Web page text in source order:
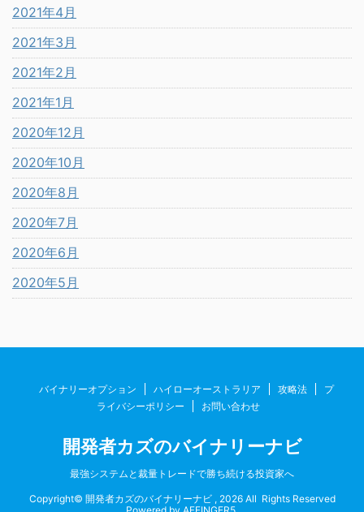
2021年4月
2021年3月
2021年2月
2021年1月
2020年12月
2020年10月
2020年8月
2020年7月
2020年6月
2020年5月
バイナリーオプション ハイローオーストラリア 攻略法
プ
ライバシーポリシー
お問い合わせ
開発者カズのバイナリーナビ
最強システムと裁量トレードで勝ち続ける投資家へ
Copyright© 開発者カズのバイナリーナビ , 2026 All Rights Reserved